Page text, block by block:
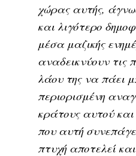
χώρας αυτής,
και λιγότερο
μέσα μαζικής
αναδεικνύουν τις
λάου της να πάει
περιορισμένη
κράτους αυτού
που αυτή
πτυχή αποτελεί